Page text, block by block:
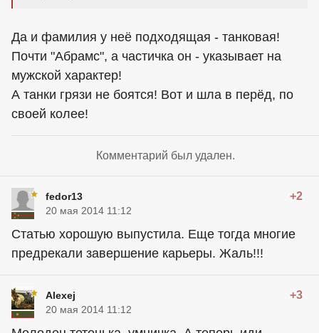
Да и фамилия у неё подходящая - танковая!
Почти "Абрамс", а частичка он - указывает на
мужской характер!
А танки грязи не боятся! Вот и шла в перёд, по
своей колее!
Комментарий был удален.
fedor13 +2
20 мая 2014 11:12
Статью хорошую выпустила. Еще тогда многие
предрекали завершение карьеры. Жаль!!!
Alexej +3
20 мая 2014 11:12